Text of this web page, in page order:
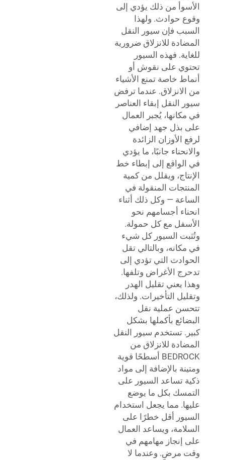
الأسوأ من ذلك يؤدي إلى
وقوع حوادث. ولهذا
السبب فإن سيور النقل
المضادة للانزلاق ضرورية
للغاية. فهذه السيور
تحتوي على نقوش أو
أنماط خاصة تمنع الأشياء
من الانزلاق. عندما ترفض
سيور النقل إبقاء العناصر
في مكانها، يُجبر العمال
على بذل جهد إضافي
لرفع الأوزان الزائدة
والانحناء جانبًا، ما يؤدي
في الواقع إلى إبطاء خط
الإنتاج، ويقلل من كمية
المنتجات المنقولة في
الساعة — وكل ذلك أثناء
انحناء أجسامهم نحو
الأسفل مع كل حمولة.
وتُثبت السيور كل شيء
في مكانه، وبالتالي تقل
الحوادث التي تؤدي إلى
تدحرج الأغراض وتلفها.
وهذا يعني تقليل الهدر
وتقليل التأخيرات. ولذلك،
تتحسن عملية نقل
البضائع بأكملها بشكل
كبير. تستخدم سيور النقل
المضادة للانزلاق من
BEDROCK أسطحًا قوية
ومتينة بالإضافة إلى مواد
ذكية تساعد السيور على
التمسك بكل ما يوضع
عليها. مما يجعل استخدام
السيور أقل خطرًا على
السلامة، ويساعد العمال
على إنجاز مهامهم في
وقت مرضٍ. وعندما لا